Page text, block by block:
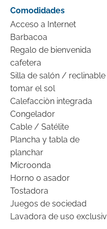
Comodidades
Acceso a Internet
Barbacoa
Regalo de bienvenida
cafetera
Silla de salón /
tomar el sol
Calefacciòn integrada
Congelador
Cable / Satélite
Plancha y tabla de
planchar
Microonda
Horno o asador
Tostadora
Juegos de sociedad
Lavadora de uso